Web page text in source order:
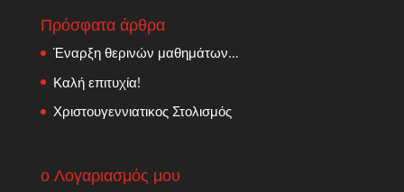
Πρόσφατα άρθρα
Έναρξη θερινών μαθημάτων…
Καλή επιτυχία!
Χριστουγεννιατικος Στολισμός
ο Λογαριασμός μου